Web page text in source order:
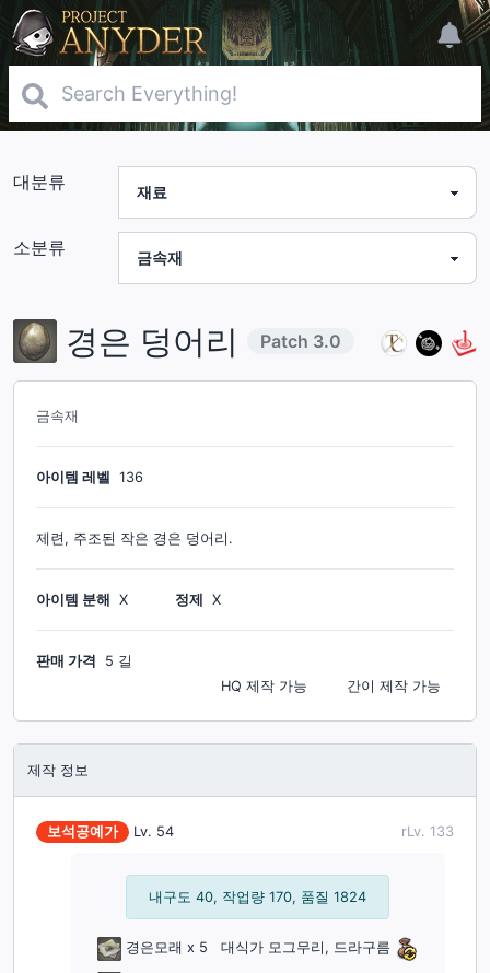
대분류
소분류
경은 덩어리 Patch 3.0
금속재
아이템 레벨 136
제련, 주조된 작은 경은 덩어리.
아이템 분해 X 정제 X
판매 가격
5 길
간이 제작 가능
HQ 제작 가능
제작 정보
보석공예가 Lv. 54 rLv. 133
내구도 40, 작업량 170, 품질 1824
경은모래 x 5 대식가 모그무리, 드라구름